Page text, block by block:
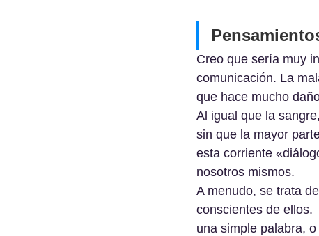
Creo que sería muy
comunicación. La
que hace mucho
Al igual que la
sin que la mayor
esta corriente
nosotros mismos.
A menudo, se trata
conscientes de ellos.
una simple palabra,